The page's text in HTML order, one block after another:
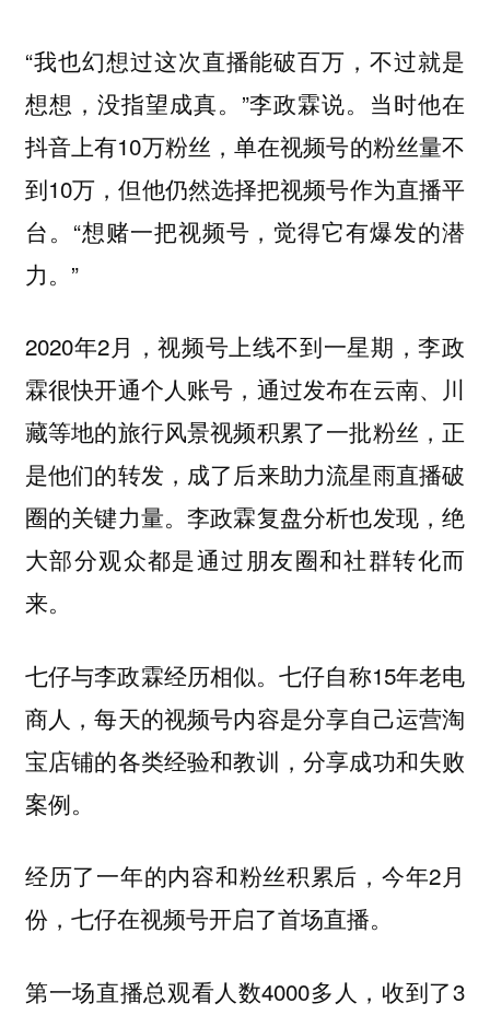
“我也幻想过这次直播能破百万，不过就是
想想，没指望成真。”李政霖说。当时他在
抖音上有10万粉丝，单在视频号的粉丝量不
到10万，但他仍然选择把视频号作为直播平
台。“想赌一把视频号，觉得它有爆发的潜
力。”
2020年2月，视频号上线不到一星期，李政
霖很快开通个人账号，通过发布在云南、川
藏等地的旅行风景视频积累了一批粉丝，正
是他们的转发，成了后来助力流星雨直播破
圈的关键力量。李政霖复盘分析也发现，绝
大部分观众都是通过朋友圈和社群转化而
来。
七仔与李政霖经历相似。七仔自称15年老电
商人，每天的视频号内容是分享自己运营淘
宝店铺的各类经验和教训，分享成功和失败
案例。
经历了一年的内容和粉丝积累后，今年2月
份，七仔在视频号开启了首场直播。
第一场直播总观看人数4000多人，收到了3